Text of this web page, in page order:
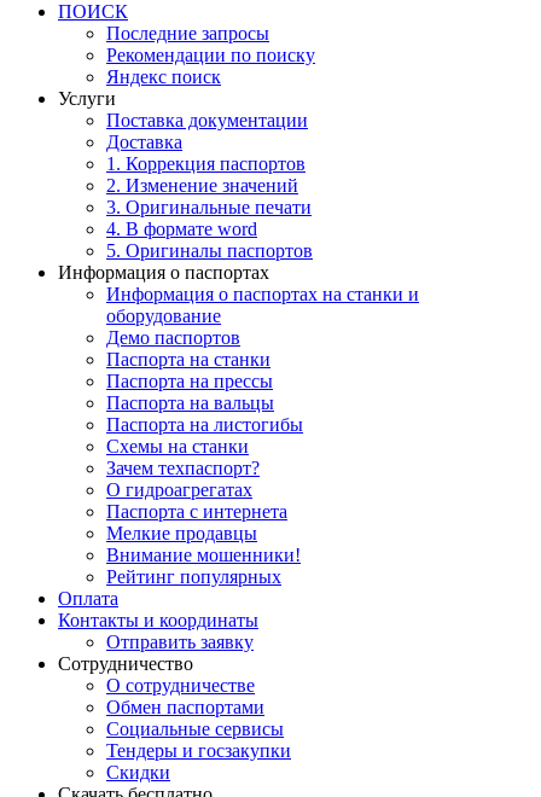
ПОИСК
Последние запросы
Рекомендации по поиску
Яндекс поиск
Услуги
Поставка документации
Доставка
1. Коррекция паспортов
2. Изменение значений
3. Оригинальные печати
4. В формате word
5. Оригиналы паспортов
Информация о паспортах
Информация о паспортах на станки и
оборудование
Демо паспортов
Паспорта на станки
Паспорта на прессы
Паспорта на вальцы
Паспорта на листогибы
Схемы на станки
Зачем техпаспорт?
О гидроагрегатах
Паспорта с интернета
Мелкие продавцы
Внимание мошенники!
Рейтинг популярных
Оплата
Контакты и координаты
Отправить заявку
Сотрудничество
О сотрудничестве
Обмен паспортами
Социальные сервисы
Тендеры и госзакупки
Скидки